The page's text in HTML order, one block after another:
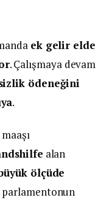
ek gelir elde
. Çalışmaya devam
ödeneğini
.
alan
ölçüde
parlamentonun